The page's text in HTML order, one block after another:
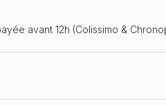
avant 12h (Colissimo &